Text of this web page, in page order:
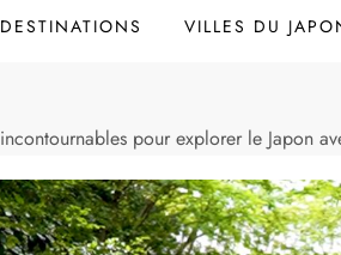
DESTINATIONS VILLES DU